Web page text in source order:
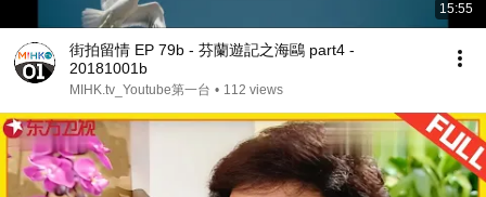
15:55
街拍留情 EP 79b - 芬蘭遊記之海鷗 part4 -
20181001b
MIHK.tv_Youtube第一台 • 112 views